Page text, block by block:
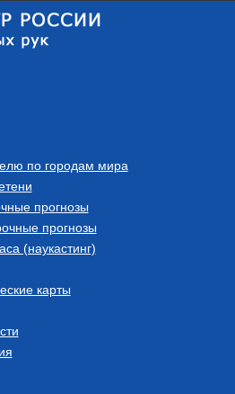
по городам мира
прогнозы
прогнозы
(наукастинг)
карты